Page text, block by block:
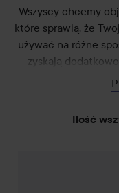
Wszyscy chcemy
które sprawią, że
używać na różne
zyskają
Przerzuć wszystkie
dodasz objętości
użyć do tego
Ilość